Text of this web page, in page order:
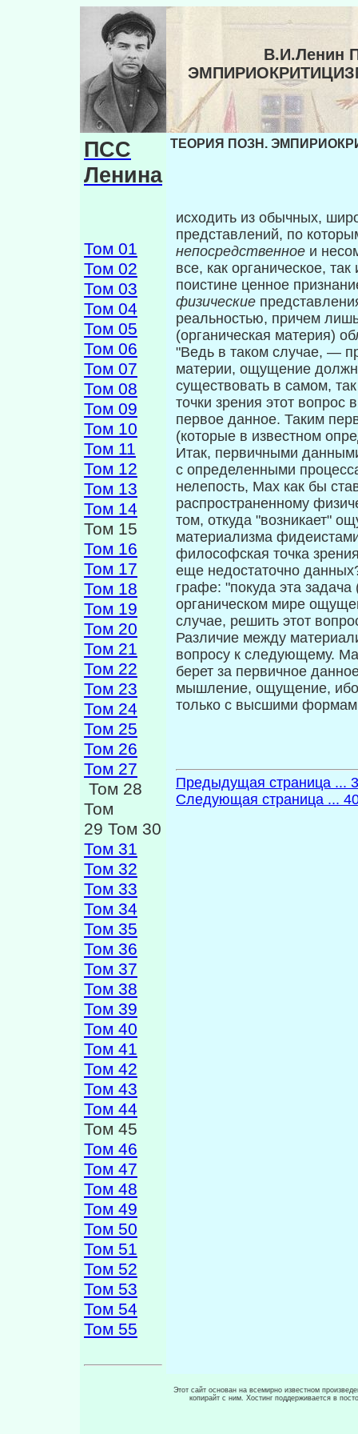
В.И.Ленин
ПСС
Ленина
Том 01
Том 02
Том 03
Том 04
Том 05
Том 06
Том 07
Том 08
Том 09
Том 10
Том 11
Том 12
Том 13
Том 14
Том 15
Том 16
Том 17
Том 18
Том 19
Том 20
Том 21
Том 22
Том 23
Том 24
Том 25
Том 26
Том 27
Том 28
Том
29 Том 30
Том 31
Том 32
Том 33
Том 34
Том 35
Том 36
Том 37
Том 38
Том 39
Том 40
Том 41
Том 42
Том 43
Том 44
Том 45
Том 46
Том 47
Том 48
Том 49
Том 50
Том 51
Том 52
Том 53
Том 54
Том 55
ТЕОРИЯ ПОЗН.
исходить из обычных,
представлений, по
непосредственное и
все, как органическое,
поистине ценное
физические
реальностью, при­чем
(органическая материя)
"Ведь в таком случае, —
материи, ощущение
существовать в самом,
точки зрения этот
первое данное. Та­ким
(которые в известном
Итак, первичными
с опре­деленными
нелепость, Мах как бы
распространенному
том, откуда "возникает"
материализма
философская точка
еще недостаточно
графе: "покуда эта
органическом мире
случае, решить этот
Различие между
вопро­су к следующему.
берет за первич­ное
мышление, ощущение,
только с высшими
Предыдущая страница ...
Следующая страница ...
Этот сайт основан на всемирно известном
копирайт с ним. Хостинг поддерживается в